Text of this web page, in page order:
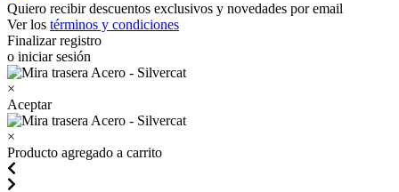
Quiero recibir descuentos exclusivos y novedades por email
Ver los términos y condiciones
Finalizar registro
o iniciar sesión
×
Aceptar
×
Producto agregado a carrito